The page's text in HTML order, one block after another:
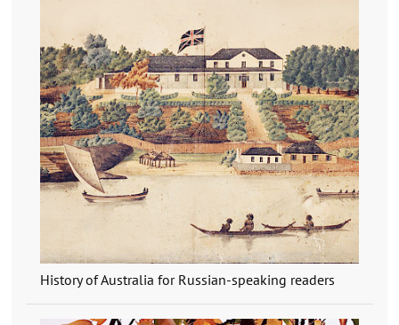
History of Australia for Russian-speaking readers